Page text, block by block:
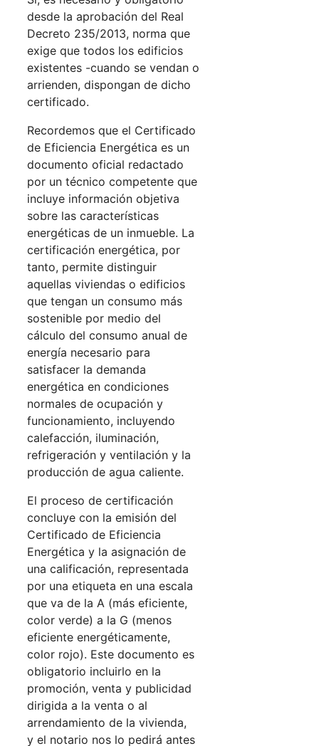
desde la aprobación del Real
Decreto 235/2013, norma que
exige que todos los edificios
existentes -cuando se vendan o
arrienden, dispongan de dicho
certificado.
Recordemos que el Certificado
de Eficiencia Energética es un
documento oficial redactado
por un técnico competente que
incluye información objetiva
sobre las características
energéticas de un inmueble. La
certificación energética, por
tanto, permite distinguir
aquellas viviendas o edificios
que tengan un consumo más
sostenible por medio del
cálculo del consumo anual de
energía necesario para
satisfacer la demanda
energética en condiciones
normales de ocupación y
funcionamiento, incluyendo
calefacción, iluminación,
refrigeración y ventilación y la
producción de agua caliente.
El proceso de certificación
concluye con la emisión del
Certificado de Eficiencia
Energética y la asignación de
una calificación, representada
por una etiqueta en una escala
que va de la A (más eficiente,
color verde) a la G (menos
eficiente energéticamente,
color rojo). Este documento es
obligatorio incluirlo en la
promoción, venta y publicidad
dirigida a la venta o al
arrendamiento de la vivienda,
y el notario nos lo pedirá antes